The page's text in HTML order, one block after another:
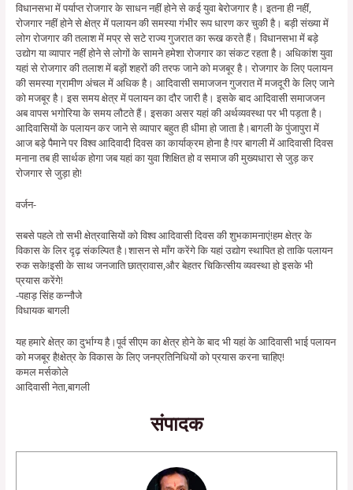
विधानसभा में पर्याप्त रोजगार के साधन नहीं होने से कई युवा बेरोजगार है। इतना ही नहीं,
रोजगार नहीं होने से क्षेत्र में पलायन की समस्या गंभीर रूप धारण कर चुकी है। बड़ी संख्या में
लोग रोजगार की तलाश में मप्र से सटे राज्य गुजरात का रूख करते हैं। विधानसभा में बड़े
उद्योग या व्यापार नहीं होने से लोगों के सामने हमेशा रोजगार का संकट रहता है। अधिकांश युवा
यहां से रोजगार की तलाश में बड़ों शहरों की तरफ जाने को मजबूर है। रोजगार के लिए पलायन
की समस्या ग्रामीण अंचल में अधिक है। आदिवासी समाजजन गुजरात में मजदूरी के लिए जाने
को मजबूर है। इस समय क्षेत्र में पलायन का दौर जारी है। इसके बाद आदिवासी समाजजन
अब वापस भगोरिया के समय लौटते हैं। इसका असर यहां की अर्थव्यवस्था पर भी पड़ता है।
आदिवासियों के पलायन कर जाने से व्यापार बहुत ही धीमा हो जाता है।बागली के पुंजापुरा में
आज बड़े पैमाने पर विश्व आदिवादी दिवस का कार्याक्रम होना है !पर बागली में आदिवासी दिवस
मनाना तब ही सार्थक होगा जब यहां का युवा शिक्षित हो व समाज की मुख्यधारा से जुड़ कर
रोजगार से जुड़ा हो!
वर्जन-
सबसे पहले तो सभी क्षेत्रवासियों को विश्व आदिवासी दिवस की शुभकामनाएं!हम क्षेत्र के
विकास के लिर दृढ़ संकल्पित है।शासन से माँग करेंगे कि यहां उद्योग स्थापित हो ताकि पलायन
रुक सके!इसी के साथ जनजाति छात्रावास,और बेहतर चिकित्सीय व्यवस्था हो इसके भी
प्रयास करेंगे!
-पहाड़ सिंह कन्नौजे
विधायक बागली
यह हमारे क्षेत्र का दुर्भाग्य है।पूर्व सीएम का क्षेत्र होने के बाद भी यहां के आदिवासी भाई पलायन
को मजबूर है!क्षेत्र के विकास के लिए जनप्रतिनिधियों को प्रयास करना चाहिए!
कमल मर्सकोले
आदिवासी नेता,बागली
संपादक